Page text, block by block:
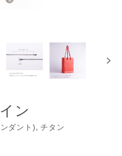
ン
ダント), チタン